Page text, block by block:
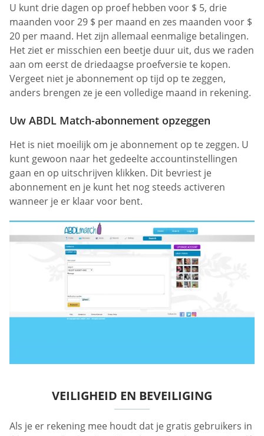
U kunt drie dagen op proef hebben voor $ 5, drie
maanden voor 29 $ per maand en zes maanden voor $
20 per maand. Het zijn allemaal eenmalige betalingen.
Het ziet er misschien een beetje duur uit, dus we raden
aan om eerst de driedaagse proefversie te kopen.
Vergeet niet je abonnement op tijd op te zeggen,
anders brengen ze je een volledige maand in rekening.
Uw ABDL Match-abonnement opzeggen
Het is niet moeilijk om je abonnement op te zeggen. U
kunt gewoon naar het gedeelte accountinstellingen
gaan en op uitschrijven klikken. Dit bevriest je
abonnement en je kunt het nog steeds activeren
wanneer je er klaar voor bent.
VEILIGHEID EN BEVEILIGING
Als je er rekening mee houdt dat je gratis gebruikers in